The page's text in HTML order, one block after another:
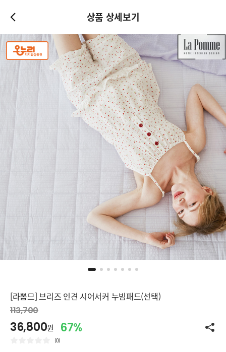
상품 상세보기
[라뽐므] 브리즈 인견 시어서커 누빔패드(선택)
113,700
36,800원 67%
(0)